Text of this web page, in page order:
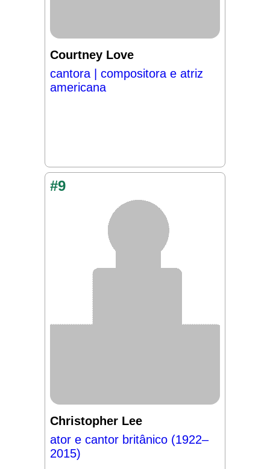
Courtney Love
cantora | compositora e atriz
americana
#9
Christopher Lee
ator e cantor britânico (1922–
2015)